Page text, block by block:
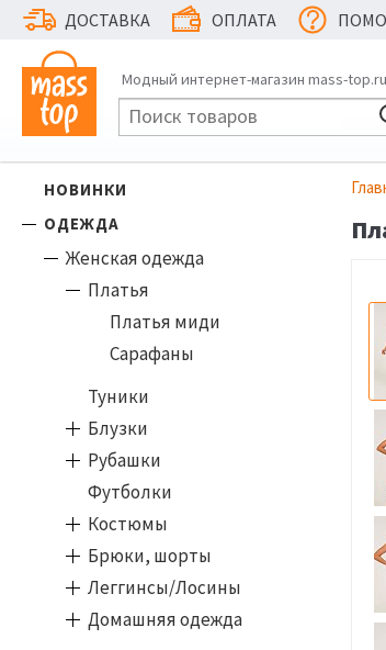
ДОСТАВКА ОПЛАТА
Модный интернет-магазин mass-top.ru
НОВИНКИ
ОДЕЖДА
Женская одежда
Платья
Платья миди
Сарафаны
Туники
Блузки
Рубашки
Футболки
Костюмы
Брюки, шорты
Леггинсы/Лосины
Домашняя одежда